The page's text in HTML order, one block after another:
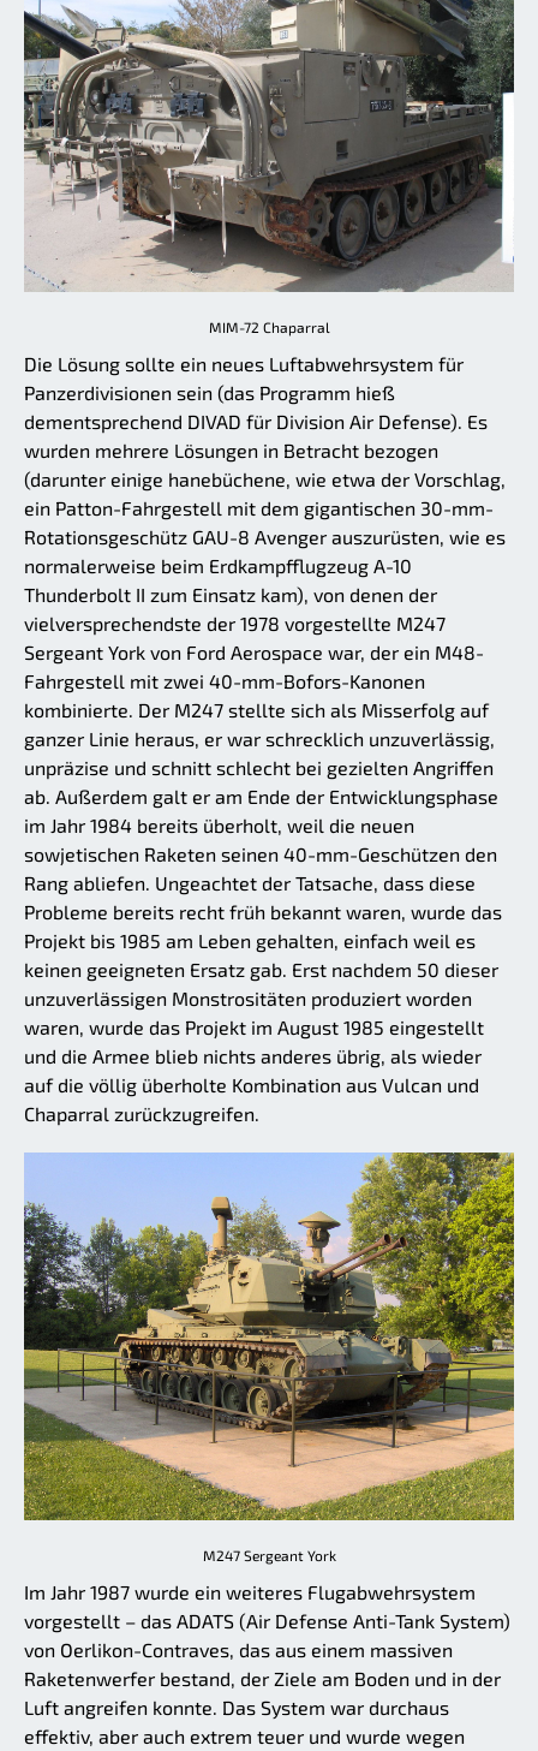
MIM-72 Chaparral
Die Lösung sollte ein neues Luftabwehrsystem für
Panzerdivisionen sein (das Programm hieß
dementsprechend DIVAD für Division Air Defense). Es
wurden mehrere Lösungen in Betracht bezogen
(darunter einige hanebüchene, wie etwa der Vorschlag,
ein Patton-Fahrgestell mit dem gigantischen 30-mm-
Rotationsgeschütz GAU-8 Avenger auszurüsten, wie es
normalerweise beim Erdkampfflugzeug A-10
Thunderbolt II zum Einsatz kam), von denen der
vielversprechendste der 1978 vorgestellte M247
Sergeant York von Ford Aerospace war, der ein M48-
Fahrgestell mit zwei 40-mm-Bofors-Kanonen
kombinierte. Der M247 stellte sich als Misserfolg auf
ganzer Linie heraus, er war schrecklich unzuverlässig,
unpräzise und schnitt schlecht bei gezielten Angriffen
ab. Außerdem galt er am Ende der Entwicklungsphase
im Jahr 1984 bereits überholt, weil die neuen
sowjetischen Raketen seinen 40-mm-Geschützen den
Rang abliefen. Ungeachtet der Tatsache, dass diese
Probleme bereits recht früh bekannt waren, wurde das
Projekt bis 1985 am Leben gehalten, einfach weil es
keinen geeigneten Ersatz gab. Erst nachdem 50 dieser
unzuverlässigen Monstrositäten produziert worden
waren, wurde das Projekt im August 1985 eingestellt
und die Armee blieb nichts anderes übrig, als wieder
auf die völlig überholte Kombination aus Vulcan und
Chaparral zurückzugreifen.
M247 Sergeant York
Im Jahr 1987 wurde ein weiteres Flugabwehrsystem
vorgestellt – das ADATS (Air Defense Anti-Tank System)
von Oerlikon-Contraves, das aus einem massiven
Raketenwerfer bestand, der Ziele am Boden und in der
Luft angreifen konnte. Das System war durchaus
effektiv, aber auch extrem teuer und wurde wegen